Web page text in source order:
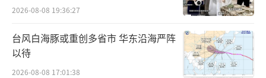
2026-08-08 19:36:27
台风白海豚或重创多省市 华东沿海严阵
以待
2026-08-08 17:01:38